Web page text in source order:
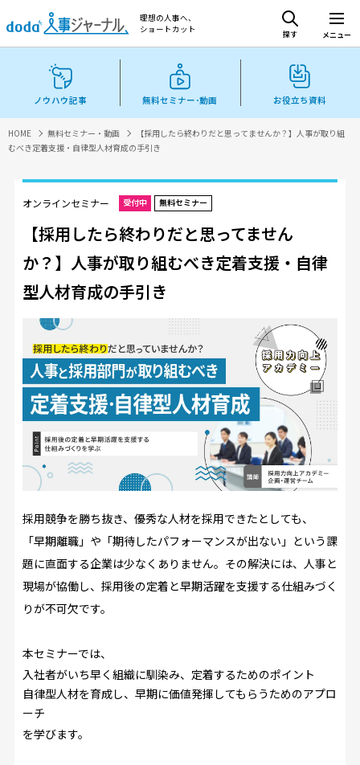
理想の人事へ、
ショートカット
探す メニュー
ノウハウ記事 無料セミナー･動画 お役立ち資料
HOME 無料セミナー・動画
【採用したら終わりだと思ってませんか？】人事が取り組
むべき定着支援・自律型人材育成の手引き
オンラインセミナー 受付中 無料セミナー
【採用したら終わりだと思ってません
か？】人事が取り組むべき定着支援・自律
型人材育成の手引き
採用競争を勝ち抜き、優秀な人材を採用できたとしても、
「早期離職」や「期待したパフォーマンスが出ない」という課
題に直面する企業は少なくありません。 その解決には、人事と
現場が協働し、採用後の定着と早期活躍を支援する仕組みづく
りが不可欠です。
本セミナーでは、
入社者がいち早く組織に馴染み、定着するためのポイント
自律型人材を育成し、早期に価値発揮してもらうためのアプロ
ーチ
を学びます。